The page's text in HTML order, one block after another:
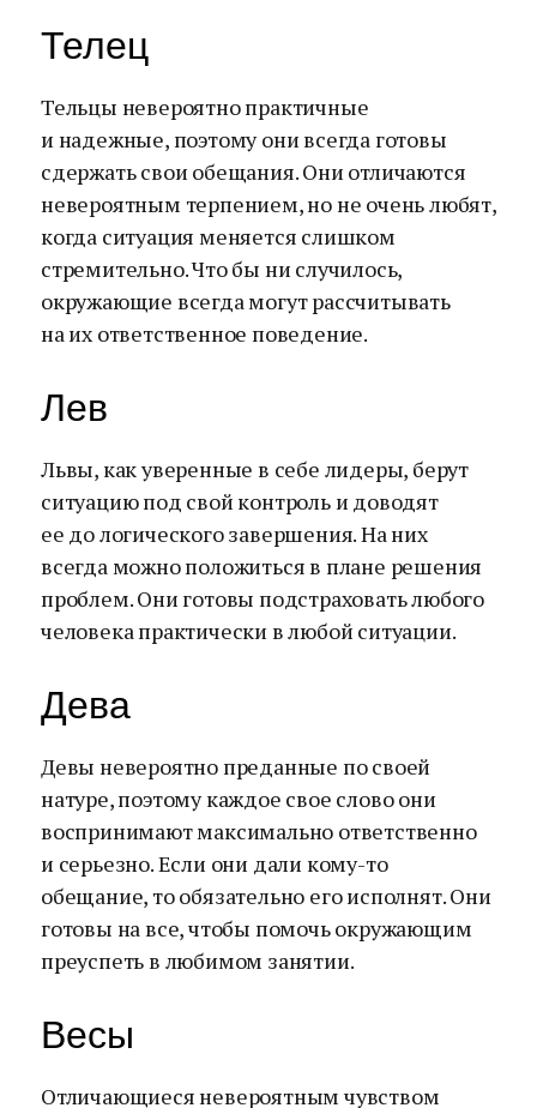
Телец
Тельцы невероятно практичные
и надежные, поэтому они всегда готовы
сдержать свои обещания. Они отличаются
невероятным терпением, но не очень любят,
когда ситуация меняется слишком
стремительно. Что бы ни случилось,
окружающие всегда могут рассчитывать
на их ответственное поведение.
Лев
Львы, как уверенные в себе лидеры, берут
ситуацию под свой контроль и доводят
ее до логического завершения. На них
всегда можно положиться в плане решения
проблем. Они готовы подстраховать любого
человека практически в любой ситуации.
Дева
Девы невероятно преданные по своей
натуре, поэтому каждое свое слово они
воспринимают максимально ответственно
и серьезно. Если они дали кому-то
обещание, то обязательно его исполнят. Они
готовы на все, чтобы помочь окружающим
преуспеть в любимом занятии.
Весы
Отличающиеся невероятным чувством